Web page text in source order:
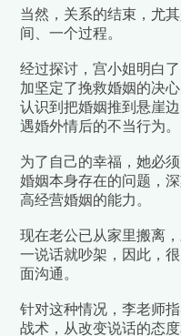
当然，关系的结束，尤
间、一个过程。
经过探讨，宫小姐明白
加坚定了挽救婚姻的决
认识到把婚姻推到悬崖
遇婚外情后的不当行为。
为了自己的幸福，她必
婚姻本身存在的问题，
高经营婚姻的能力。
现在老公已从家里搬离
一说话就吵架，因此，
面沟通。
针对这种情况，李老师
战术， 从改变说话的态